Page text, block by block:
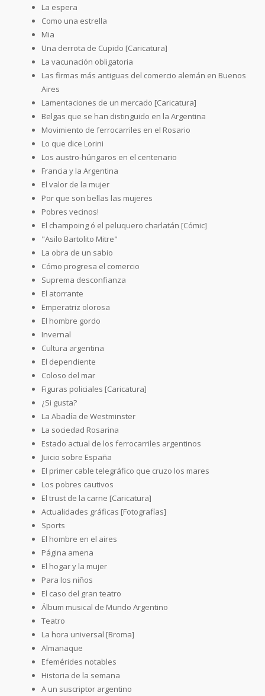
La espera
Como una estrella
Mia
Una derrota de Cupido [Caricatura]
La vacunación obligatoria
Las firmas más antiguas del comercio alemán en Buenos
Aires
Lamentaciones de un mercado [Caricatura]
Belgas que se han distinguido en la Argentina
Movimiento de ferrocarriles en el Rosario
Lo que dice Lorini
Los austro-húngaros en el centenario
Francia y la Argentina
El valor de la mujer
Por que son bellas las mujeres
Pobres vecinos!
El champoing ó el peluquero charlatán [Cómic]
"Asilo Bartolito Mitre"
La obra de un sabio
Cómo progresa el comercio
Suprema desconfianza
El atorrante
Emperatriz olorosa
El hombre gordo
Invernal
Cultura argentina
El dependiente
Coloso del mar
Figuras policiales [Caricatura]
¿Si gusta?
La Abadía de Westminster
La sociedad Rosarina
Estado actual de los ferrocarriles argentinos
Juicio sobre España
El primer cable telegráfico que cruzo los mares
Los pobres cautivos
El trust de la carne [Caricatura]
Actualidades gráficas [Fotografías]
Sports
El hombre en el aires
Página amena
El hogar y la mujer
Para los niños
El caso del gran teatro
Álbum musical de Mundo Argentino
Teatro
La hora universal [Broma]
Almanaque
Efemérides notables
Historia de la semana
A un suscriptor argentino